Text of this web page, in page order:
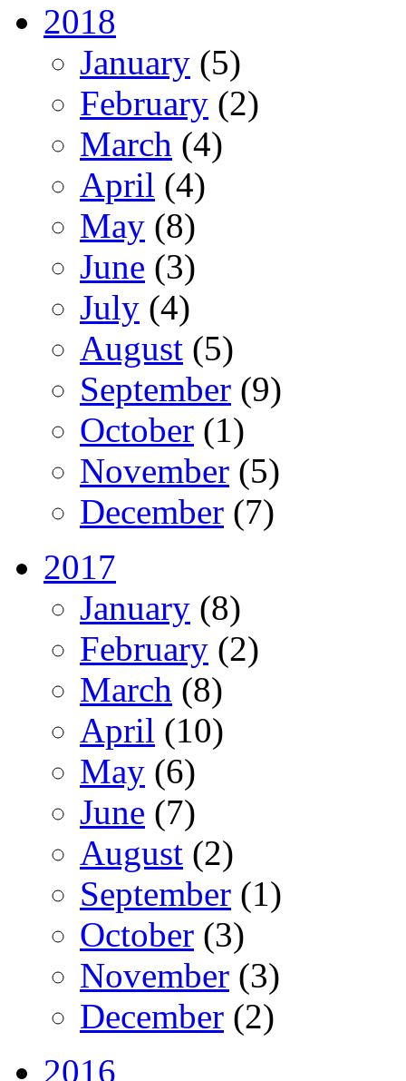
2018
January (5)
February (2)
March (4)
April (4)
May (8)
June (3)
July (4)
August (5)
September (9)
October (1)
November (5)
December (7)
2017
January (8)
February (2)
March (8)
April (10)
May (6)
June (7)
August (2)
September (1)
October (3)
November (3)
December (2)
2016